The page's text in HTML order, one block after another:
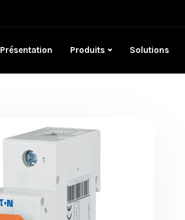
Présentation Produits Solutions